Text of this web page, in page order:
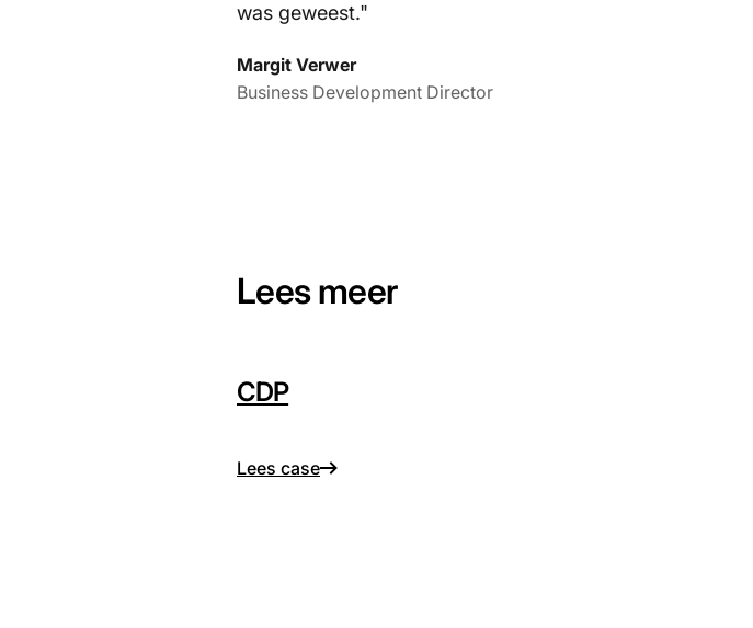
was geweest."
Margit Verwer
Business Development Director
Lees meer
CDP
Lees case